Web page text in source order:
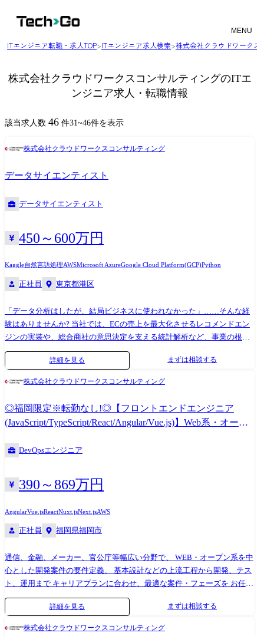
MENU
ITエンジニア転職・求人TOP>ITエンジニア求人検索>株式会社クラウドワークス
株式会社クラウドワークスコンサルティングのITエ
ンジニア求人・転職情報
該当求人数 46 件31~46件を表示
株式会社クラウドワークスコンサルティング
データサイエンティスト
データサイエンティスト
450～600万円
Kaggle自然言語処理AWSMicrosoft AzureGoogle Cloud Platform(GCP)Python
正社員 東京都港区
「データ分析はしたが、結局ビジネスに使われなかった」……そんな経
験はありませんか? 当社では、ECの売上を最大化させるレコメンドエン
ジンの実装や、総合商社の意思決定を支える統計解析など、事業の根幹
に関わるプロジェクトが主戦場です。 【具体的な業務例】 自然言語処理
(NLP): 故障受付のメモなどのテキストデータをAmazon Comprehend等で
ュボード化(QuickSight等)。 統計解析・EDA: Python(Pandas/Matplotlib)を
用いた探索的データ解析、特徴量エンジニアリング、モデルの精度改
善。
詳細を見る まずは相談する
株式会社クラウドワークスコンサルティング
◎福岡限定※転勤なし!◎【フロントエンドエンジニア
(JavaScript/TypeScript/React/Angular/Vue.js)】Web系・オープ
DevOpsエンジニア
390～869万円
AngularVue.jsReactNuxt.jsNext.jsAWS
正社員 福岡県福岡市
通信、金融、メーカー、官公庁等幅広い分野で、 WEB・オープン系を中
心とした開発案件の要件定義、 基本設計などの上流工程から開発、テス
ト、運用まで キャリアプランに合わせ、最適な案件・フェーズを お任せ
します。 【プロジェクト例】 ・セキュリティ基準対応管理システム開発
(TypeScript/React) ・BIシステム開発(TypeScript/React) ・デジタルアタッ
チメント開発(TypeScript/React/Node.js) ・財務シミュレーションシステム
詳細を見る まずは相談する
株式会社クラウドワークスコンサルティング